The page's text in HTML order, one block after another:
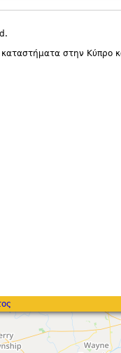
στην Κύπρο